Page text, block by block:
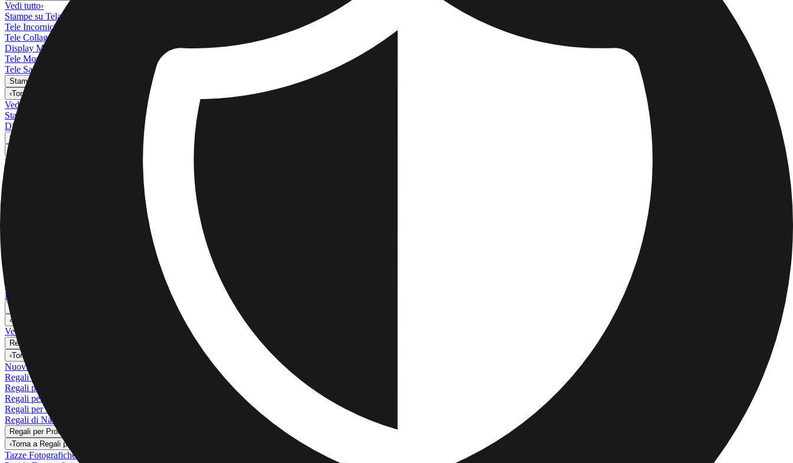
Vedi tutto›
Stampe su Tela
Tele Incorniciate
Tele Collage
Display Murale su Tela
Tele Mosaico
Tele Sagomate
Stampe su Metallo
‹Torna a
Stampe su Metallo
Vedi tutto
Stampa su Metallo Singola
Display Murali in Metallo
Galleria d'Arte
Stampe d'Arte
Stampa Foto
Più Stampe da Murali
Stampe su Alluminio
Poster Fotografici
‹Torna a
Vedi tutto
Regali per Destinatario
‹Torna a
Nuovi Regali
Regali per la Mamma
Regali per il Papà
Regali per Lei
Regali per Lui
Regali di Natale
Regali per Prodotto
‹Torna a Regali per Prodotto
Tazze Fotografiche